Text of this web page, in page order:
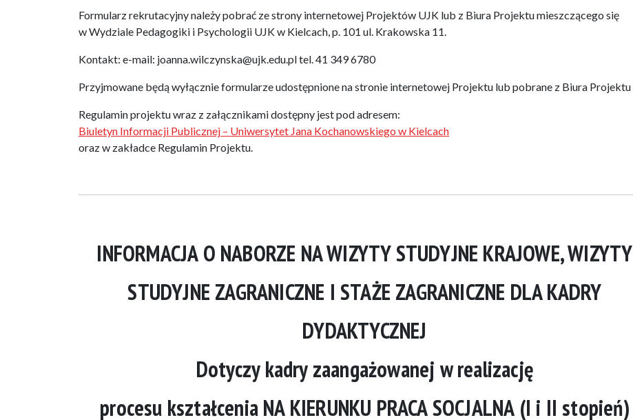
Formularz rekrutacyjny należy pobrać ze strony internetowej Projektów UJK lub z Biura Projektu mieszczącego się
w Wydziale Pedagogiki i Psychologii UJK w Kielcach, p. 101 ul. Krakowska 11.
Kontakt: e-mail: joanna.wilczynska@ujk.edu.pl tel. 41 349 6780
Przyjmowane będą wyłącznie formularze udostępnione na stronie internetowej Projektu lub pobrane z Biura Projektu
Regulamin projektu wraz z załącznikami dostępny jest pod adresem:
Biuletyn Informacji Publicznej – Uniwersytet Jana Kochanowskiego w Kielcach
oraz w zakładce Regulamin Projektu.
INFORMACJA O NABORZE NA WIZYTY STUDYJNE KRAJOWE, WIZYTY
STUDYJNE ZAGRANICZNE I STAŻE ZAGRANICZNE DLA KADRY
DYDAKTYCZNEJ
Dotyczy kadry zaangażowanej w realizację
procesu kształceniaNA KIERUNKU PRACA SOCJALNA (I i II stopień)